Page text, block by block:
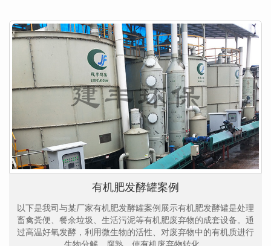
有机肥发酵罐案例
以下是我司与某厂家有机肥发酵罐案例展示有机肥发酵罐是处理
畜禽粪便、餐余垃圾、生活污泥等有机肥废弃物的成套设备。通
过高温好氧发酵，利用微生物的活性、对废弃物中的有机质进行
生物分解、腐熟、使有机废弃物转化...